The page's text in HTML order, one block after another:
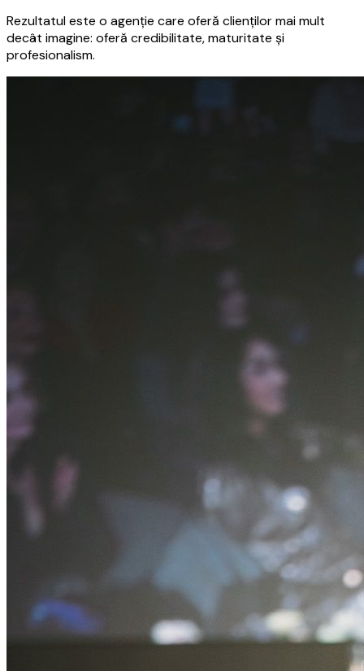
Rezultatul este o agenție care oferă clienților mai mult
decât imagine: oferă credibilitate, maturitate și
profesionalism.